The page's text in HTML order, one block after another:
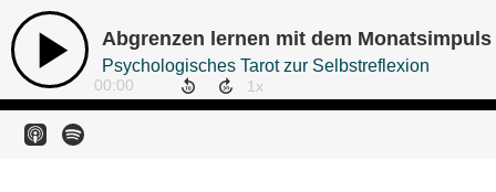
Abgrenzen lernen mit dem Monatsimpuls
Psychologisches Tarot zur Selbstreflexion
00:00